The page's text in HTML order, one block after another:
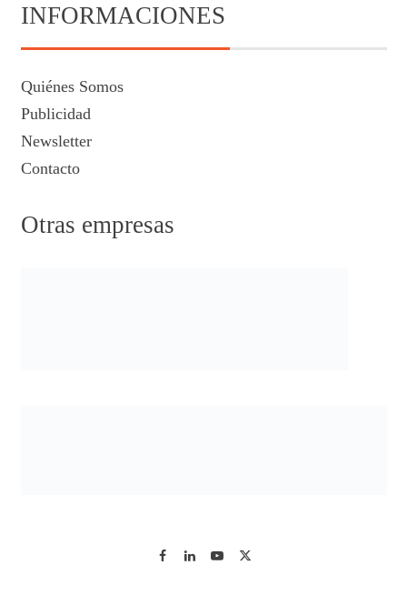
INFORMACIONES
Quiénes Somos
Publicidad
Newsletter
Contacto
Otras empresas